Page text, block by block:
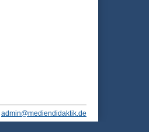
admin@mediendidaktik.de